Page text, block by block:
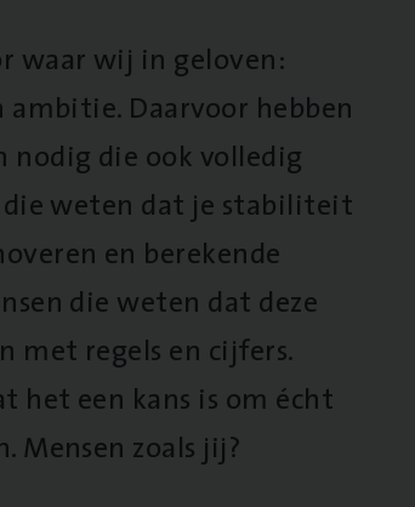
waar wij in geloven:
Daarvoor hebben
nodig die ook volledig
weten dat je stabiliteit
en berekende
die weten dat deze
met regels en cijfers.
het een kans is om écht
Mensen zoals jij?